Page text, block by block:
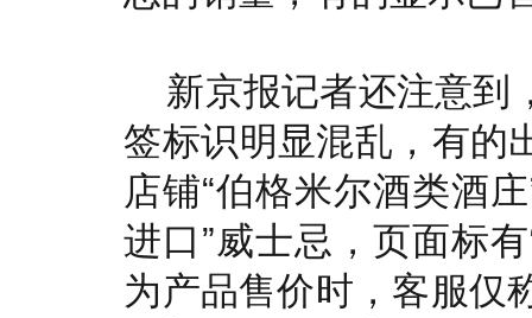
新京报记者还注意到
签标识明显混乱，有的
店铺“伯格米尔酒类酒
进口”威士忌，页面标
为产品售价时，客服仅